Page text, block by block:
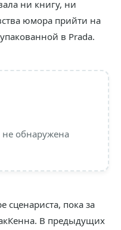
ни книгу, ни
юмора прийти на
в Prada.
обнаружена
сценариста, пока за
В предыдущих